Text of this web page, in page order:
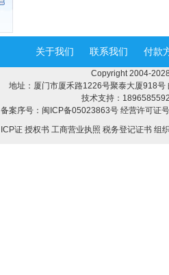
关于我们 联系我们 付款
Copyright 2004-
地址：厦门市厦禾路1226号聚泰大厦918
技术支持：
备案序号：闽ICP备05023863号 经营许可证
ICP证 授权书 工商营业执照 税务登记证书 组